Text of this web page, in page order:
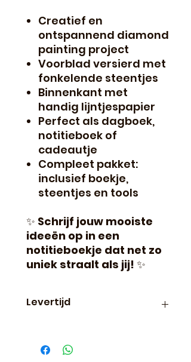
Creatief en
ontspannend diamond
painting project
Voorblad versierd met
fonkelende steentjes
Binnenkant met
handig lijntjespapier
Perfect als dagboek,
notitieboek of
cadeautje
Compleet pakket:
inclusief boekje,
steentjes en tools
✨ Schrijf jouw mooiste
ideeën op in een
notitieboekje dat net zo
uniek straalt als jij! ✨
Levertijd
vaak de volgende dag al in
huis!